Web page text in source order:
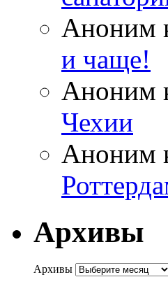
Аноним
и чаще!
Аноним
Чехии
Аноним
Архивы
Архивы